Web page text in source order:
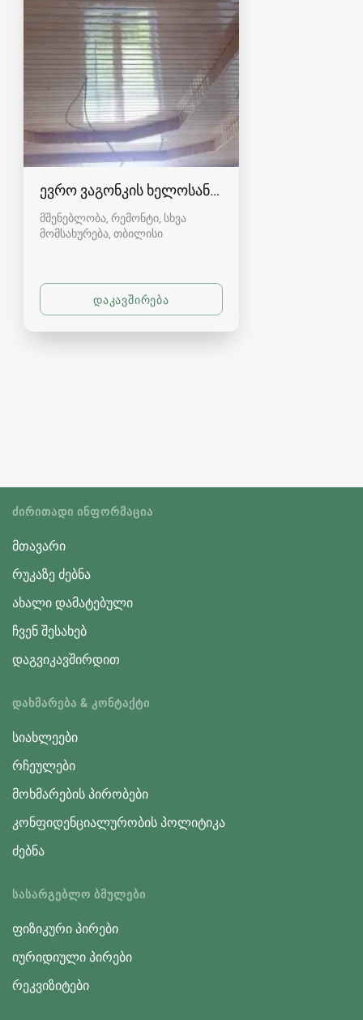
ევრო ვაგონკის ხელოსანი ( აშიბკის)
მშენებლობა, რემონტი, სხვა
მომსახურება თბილისი
ᲫᲘᲠᲘᲗᲐᲓᲘ ᲘᲜᲤᲝᲠᲛᲐᲪᲘᲐ
მთავარი
რუკაზე ძებნა
ახალი დამატებული
ჩვენ შესახებ
დაგვიკავშირდით
ᲓᲐᲮᲛᲐᲠᲔᲑᲐ & ᲙᲝᲜᲢᲐᲥᲢᲘ
სიახლეები
რჩეულები
მოხმარების პირობები
კონფიდენციალურობის პოლიტიკა
ძებნა
ᲡᲐᲡᲐᲠᲒᲔᲑᲚᲝ ᲑᲛᲣᲚᲔᲑᲘ
ფიზიკური პირები
იურიდიული პირები
რეკვიზიტები